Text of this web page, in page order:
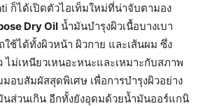
ก็ได้เปิดตัวไอเท็มใหม่ที่น่าจับตามอง
Dry Oil น้ำมันบำรุงผิวเนื้อบางเบา
ใช้ได้ทั้งผิวหน้า ผิวกาย และเส้นผม ซึ่ง
ไม่เหนียวเหนอะหนะและเหมาะกับสภาพ
อบสัมผัสสุดพิเศษ เพื่อการบำรุงผิวอย่าง
ส่วนเกิน อีกทั้งยังอุดมด้วยน้ำมันออร์แกนิ